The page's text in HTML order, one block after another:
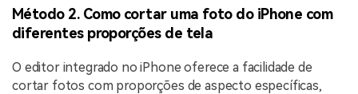
Método 2. Como cortar uma foto do iPhone com
diferentes proporções de tela
O editor integrado no iPhone oferece a facilidade de
cortar fotos com proporções de aspecto específicas,